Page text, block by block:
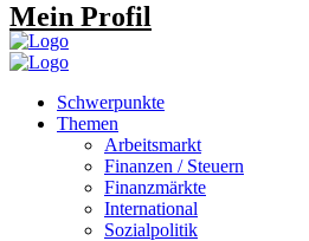
Mein Profil
Schwerpunkte
Themen
Arbeitsmarkt
Finanzen / Steuern
Finanzmärkte
International
Sozialpolitik